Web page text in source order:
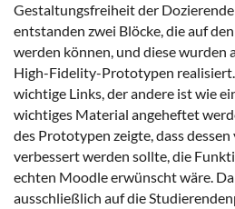
Gestaltungsfreiheit der
entstanden zwei Blöcke, die auf
werden können, und diese wurden
High-Fidelity-Prototypen
wichtige Links, der andere ist wie
wichtiges Material angeheftet
des Prototypen zeigte, dass dessen
verbessert werden sollte, die
echten Moodle erwünscht wäre.
ausschließlich auf die